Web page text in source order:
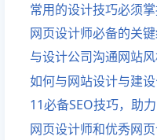
常用的设计技巧必须
网页设计师必备的关
与设计公司沟通网站
如何与网站设计与建
11必备SEO技巧，助力
网页设计师和优秀网